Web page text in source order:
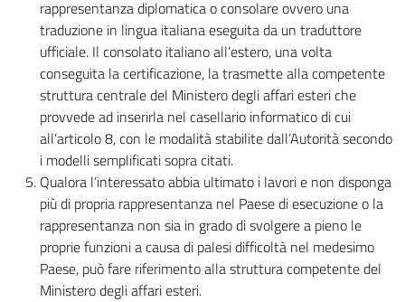
rappresentanza diplomatica o consolare ovvero una
traduzione in lingua italiana eseguita da un traduttore
ufficiale. Il consolato italiano all’estero, una volta
conseguita la certificazione, la trasmette alla competente
struttura centrale del Ministero degli affari esteri che
provvede ad inserirla nel casellario informatico di cui
all’articolo 8, con le modalità stabilite dall’Autorità secondo
i modelli semplificati sopra citati.
Qualora l’interessato abbia ultimato i lavori e non disponga
più di propria rappresentanza nel Paese di esecuzione o la
rappresentanza non sia in grado di svolgere a pieno le
proprie funzioni a causa di palesi difficoltà nel medesimo
Paese, può fare riferimento alla struttura competente del
Ministero degli affari esteri.